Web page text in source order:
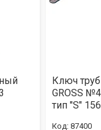
Ключ
GROSS
тип "S"
87400